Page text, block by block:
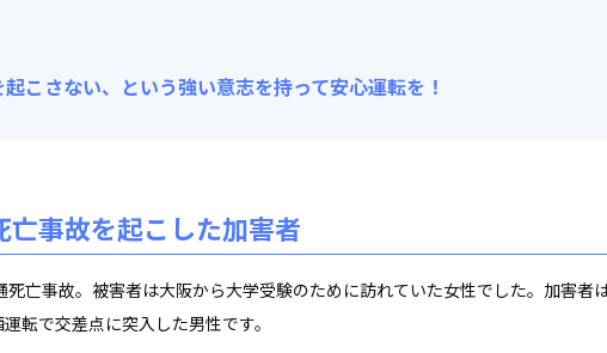
こさない、という強い意志を持って安心運転を！
事故を起こした加害者
亡事故。被害者は大阪から大学受験のために訪れていた女性でした。加害者
転で交差点に突入した男性です。